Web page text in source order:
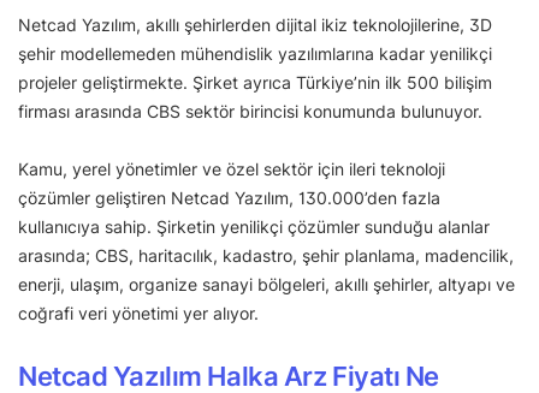
Netcad Yazılım, akıllı şehirlerden dijital ikiz teknolojilerine, 3D
şehir modellemeden mühendislik yazılımlarına kadar yenilikçi
projeler geliştirmekte. Şirket ayrıca Türkiye’nin ilk 500 bilişim
firması arasında CBS sektör birincisi konumunda bulunuyor.
Kamu, yerel yönetimler ve özel sektör için ileri teknoloji
çözümler geliştiren Netcad Yazılım, 130.000’den fazla
kullanıcıya sahip. Şirketin yenilikçi çözümler sunduğu alanlar
arasında; CBS, haritacılık, kadastro, şehir planlama, madencilik,
enerji, ulaşım, organize sanayi bölgeleri, akıllı şehirler, altyapı ve
coğrafi veri yönetimi yer alıyor.
Netcad Yazılım Halka Arz Fiyatı Ne